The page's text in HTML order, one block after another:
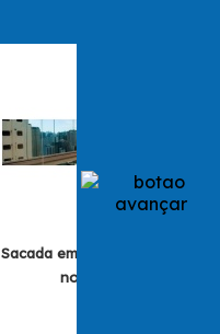
Sacada em Vidro valores
no Brás